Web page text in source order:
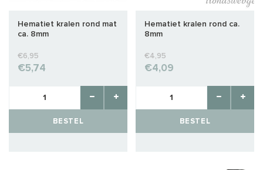
Hematiet kralen rond mat
ca. 8mm
€6,95
€5,74
BESTEL
Hematiet kralen rond ca.
8mm
€4,95
€4,09
BESTEL